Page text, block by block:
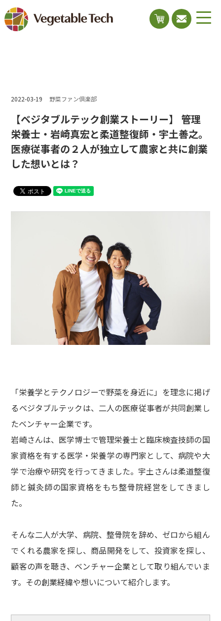
2022-03-19 野菜ファン倶楽部
【ベジタブルテック創業ストーリー】 管理
栄養士・岩崎真宏と柔道整復師・宇土善之。
医療従事者の２人が独立して農家と共に創業
した想いとは？
「栄養学とテクノロジーで野菜を身近に」を理念に掲げ
るベジタブルテックは、二人の医療従事者が共同創業し
たベンチャー企業です。
岩崎さんは、医学博士で管理栄養士と臨床検査技師の国
家資格を有する医学・栄養学の専門家として、病院や大
学で治療や研究を行ってきました。宇土さんは柔道整復
師と鍼灸師の国家資格をもち整骨院経営をしてきまし
た。
そんな二人が大学、病院、整骨院を辞め、ゼロから組ん
でくれる農家を探し、商品開発をして、投資家を探し、
顧客の声を聴き、ベンチャー企業として取り組んでいま
す。その創業経緯や想いについて紹介します。